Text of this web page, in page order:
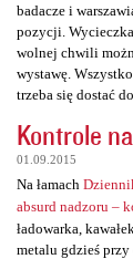
badacze i
pozycji.
wolnej chwili
wystawę.
trzeba się dostać
Kontrole
01.09.2015
Na łamach
absurd nadzoru –
ładowarka,
metalu gdzieś przy